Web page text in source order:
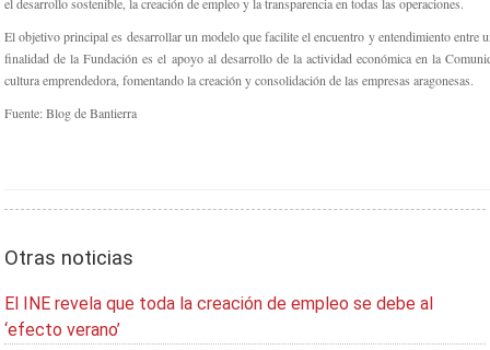
El objetivo principal es desarrollar un modelo que facilite el encuentro y entendimiento entre
finalidad de la Fundación es el apoyo al desarrollo de la actividad económica en la
cultura emprendedora, fomentando la creación y consolidación de las empresas aragonesas.
Fuente: Blog de Bantierra
Otras noticias
El INE revela que toda la creación de empleo se debe al
‘efecto verano’